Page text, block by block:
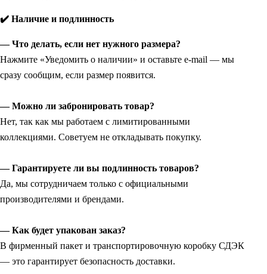
✔️ Наличие и подлинность
— Что делать, если нет нужного размера?
Нажмите «Уведомить о наличии» и оставьте e-mail — мы
сразу сообщим, если размер появится.
— Можно ли забронировать товар?
Нет, так как мы работаем с лимитированными
коллекциями. Советуем не откладывать покупку.
— Гарантируете ли вы подлинность товаров?
Да, мы сотрудничаем только с официальными
производителями и брендами.
— Как будет упакован заказ?
В фирменный пакет и транспортировочную коробку СДЭК
— это гарантирует безопасность доставки.